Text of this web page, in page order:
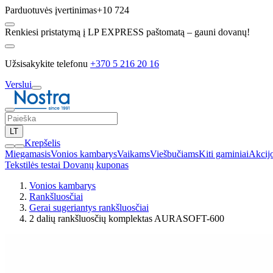
Parduotuvės įvertinimas+10 724
Renkiesi pristatymą į LP EXPRESS paštomatą – gauni dovanų!
Užsisakykite telefonu +370 5 216 20 16
Verslui
LT
Krepšelis
MiegamasisVonios kambarysVaikamsViešbučiamsKiti gaminiai
Tekstilės testai Dovanų kuponas
Vonios kambarys
Rankšluosčiai
Gerai sugeriantys rankšluosčiai
2 dalių rankšluosčių komplektas AURASOFT-600